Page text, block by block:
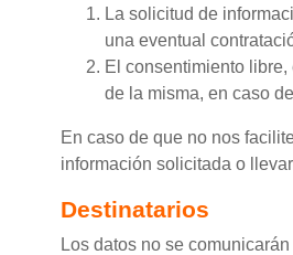
La solicitud de
una eventual
El consentimiento
de la misma, en caso
En caso de que no nos
información solicitada o
Destinatarios
Los datos no se